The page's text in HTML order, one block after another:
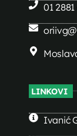
01
LINKOVI
Ivanić